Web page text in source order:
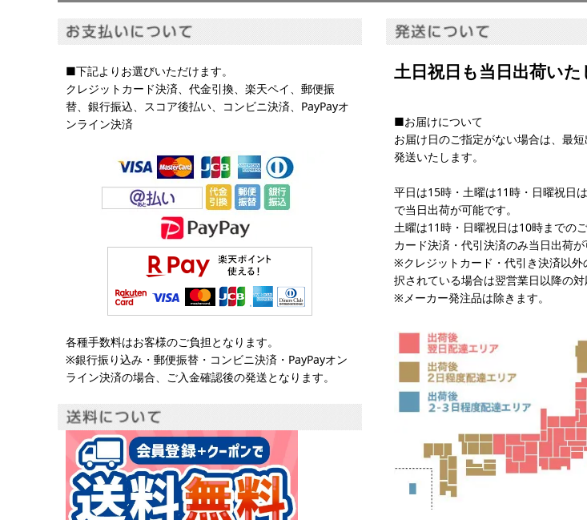
■下記よりお選びいただけます。
クレジットカード決済、代金引換、楽天ペイ、郵便振
替、銀行振込、スコア後払い、コンビニ決済、PayPayオ
ンライン決済
各種手数料はお客様のご負担となります。
※銀行振り込み・郵便振替・コンビニ決済・PayPayオン
ライン決済の場合、ご入金確認後の発送となります。
土日祝日も当日出荷い
■お届けについて
お届け日のご指定がない場合は、最
発送いたします。
平日は15時・土曜は11時・日曜祝日
で当日出荷が可能です。
土曜は11時・日曜祝日は10時までの
カード決済・代引決済のみ当日出荷が
※クレジットカード・代引き決済以外
択されている場合は翌営業日以降の対
※メーカー発注品は除きます。